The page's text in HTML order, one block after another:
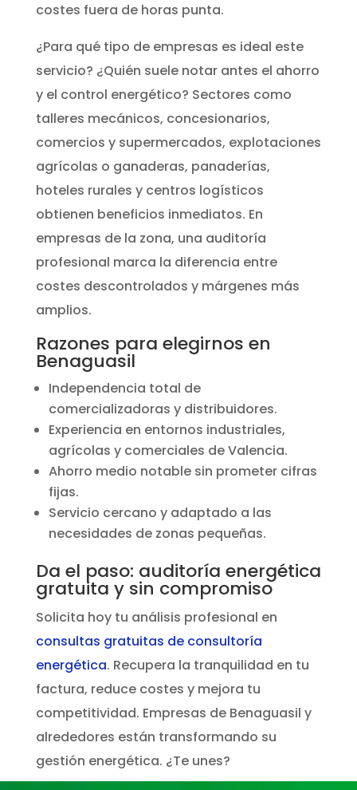
costes fuera de horas punta.
¿Para qué tipo de empresas es ideal este
servicio? ¿Quién suele notar antes el ahorro
y el control energético? Sectores como
talleres mecánicos, concesionarios,
comercios y supermercados, explotaciones
agrícolas o ganaderas, panaderías,
hoteles rurales y centros logísticos
obtienen beneficios inmediatos. En
empresas de la zona, una auditoría
profesional marca la diferencia entre
costes descontrolados y márgenes más
amplios.
Razones para elegirnos en
Benaguasil
Independencia total de
comercializadoras y distribuidores.
Experiencia en entornos industriales,
agrícolas y comerciales de Valencia.
Ahorro medio notable sin prometer cifras
fijas.
Servicio cercano y adaptado a las
necesidades de zonas pequeñas.
Da el paso: auditoría energética
gratuita y sin compromiso
Solicita hoy tu análisis profesional en
consultas gratuitas de consultoría
energética. Recupera la tranquilidad en tu
factura, reduce costes y mejora tu
competitividad. Empresas de Benaguasil y
alrededores están transformando su
gestión energética. ¿Te unes?